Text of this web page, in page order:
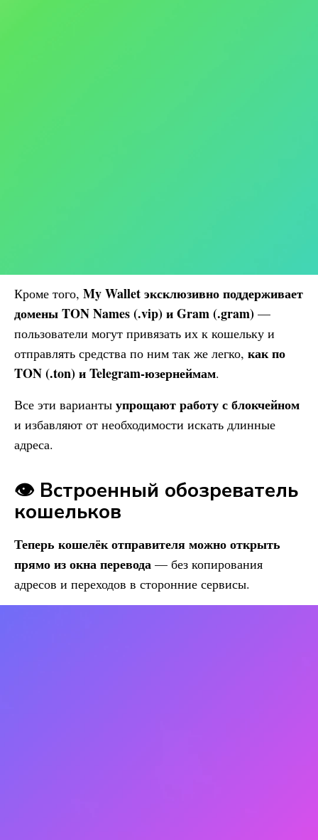
Кроме того, My Walletэксклюзивно поддерживает
домены TON Names (.vip) и Gram (.gram) —
пользователи могут привязать их к кошельку и
отправлять средства по ним так же легко, как по
TON (.ton) и Telegram-юзернеймам.
Все эти варианты упрощают работу с блокчейном
и избавляют от необходимости искать длинные
адреса.
👁️ Встроенный обозреватель
кошельков
Теперь кошелёк отправителя можно открыть
прямо из окна перевода — без копирования
адресов и переходов в сторонние сервисы.